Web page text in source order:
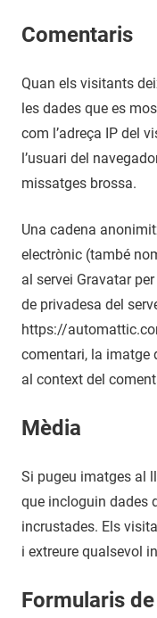
Comentaris
Quan els visitants
les dades que es
com l’adreça IP del
l’usuari del
missatges brossa.
Una cadena
electrònic (també
al servei Gravatar
de privadesa del
https://
comentari, la imatge
al context del
Mèdia
Si pugeu imatges al
que incloguin dades
incrustades. Els
i extreure qualsevol
Formularis